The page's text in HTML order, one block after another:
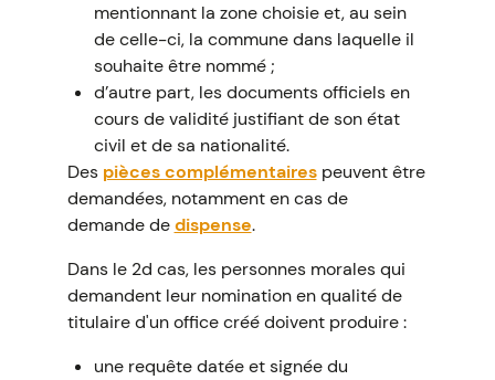
mentionnant la zone choisie et, au sein
de celle-ci, la commune dans laquelle il
souhaite être nommé ;
d’autre part, les documents officiels en
cours de validité justifiant de son état
civil et de sa nationalité.
Des pièces complémentairespeuvent être
demandées, notamment en cas de
demande dedispense.
Dans le 2d cas, les personnes morales qui
demandent leur nomination en qualité de
titulaire d'un office créé doivent produire :
une requête datée et signée du